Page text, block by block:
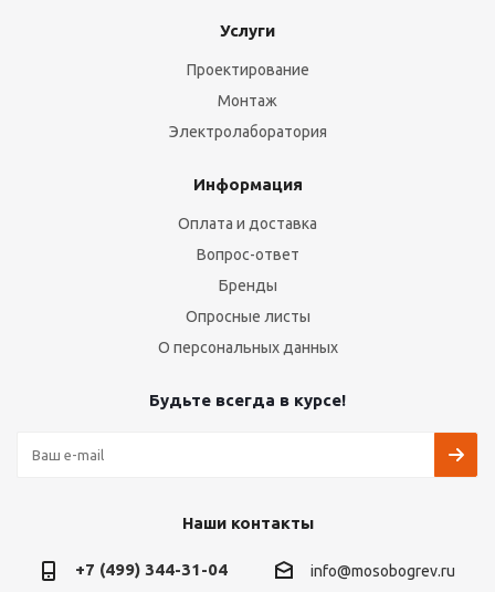
Услуги
Проектирование
Монтаж
Электролаборатория
Информация
Оплата и доставка
Вопрос-ответ
Бренды
Опросные листы
О персональных данных
Будьте всегда в курсе!
Наши контакты
+7 (499) 344-31-04 info@mosobogrev.ru